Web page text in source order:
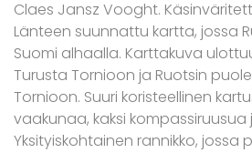
Claes Jansz Vooght.
Länteen suunnattu kartta, jossa
Suomi alhaalla. Karttakuva
Turusta Tornioon ja Ruotsin
Tornioon. Suuri koristeellinen
vaakunaa, kaksi kompassiruusua
Yksityiskohtainen rannikko, jossa